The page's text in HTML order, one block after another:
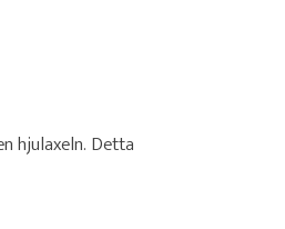
hjulaxeln. Detta